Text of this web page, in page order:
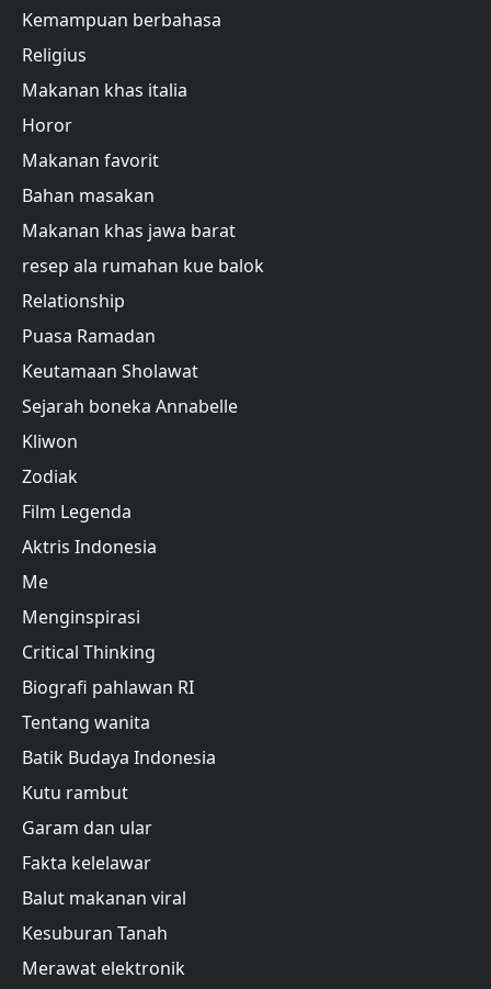
Kemampuan berbahasa
Religius
Makanan khas italia
Horor
Makanan favorit
Bahan masakan
Makanan khas jawa barat
resep ala rumahan kue balok
Relationship
Puasa Ramadan
Keutamaan Sholawat
Sejarah boneka Annabelle
Kliwon
Zodiak
Film Legenda
Aktris Indonesia
Me
Menginspirasi
Critical Thinking
Biografi pahlawan RI
Tentang wanita
Batik Budaya Indonesia
Kutu rambut
Garam dan ular
Fakta kelelawar
Balut makanan viral
Kesuburan Tanah
Merawat elektronik